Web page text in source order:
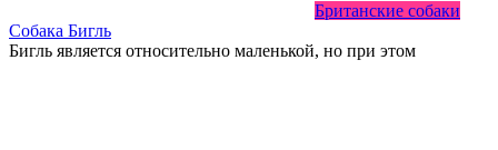
Британские собаки
Собака Бигль
Бигль является относительно маленькой, но при этом